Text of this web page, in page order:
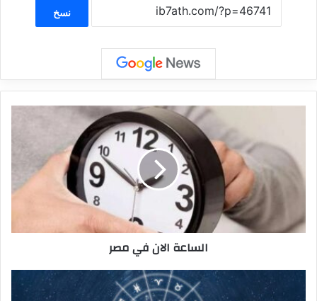
نسخ
الساعة الان في مصر